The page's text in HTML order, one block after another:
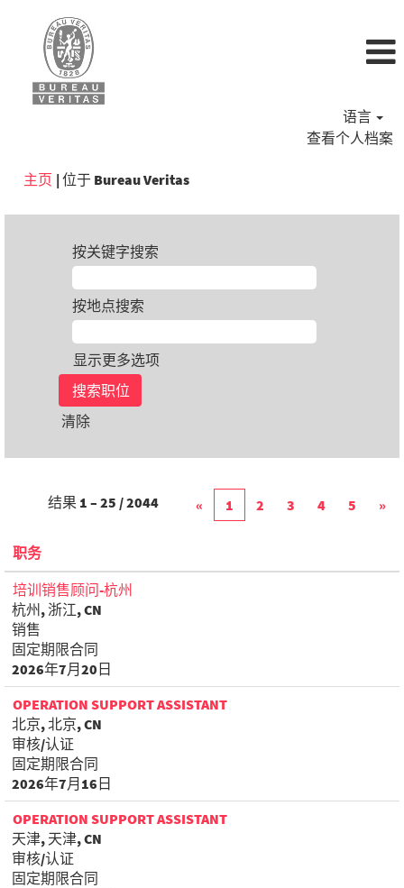
语言
查看个人档案
主页 | 位于 Bureau Veritas（当
页
按关键字搜索
按地点搜索
显示更多选项
清除
结果 1 – 25 /2044 « 1 2 3 4 5 »
职务
培训销售顾问-杭州
杭州, 浙江, CN
销售
固定期限合同
2026年7月20日
OPERATION SUPPORT ASSISTANT
北京, 北京, CN
审核/认证
固定期限合同
2026年7月16日
OPERATION SUPPORT ASSISTANT
天津, 天津, CN
审核/认证
固定期限合同